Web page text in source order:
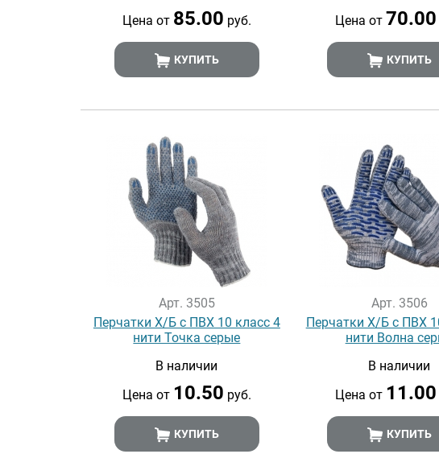
Цена от 85.00 руб.
КУПИТЬ
Цена от 70.00
КУПИТЬ
Арт. 3505
Перчатки Х/Б с ПВХ 10 класс 4
нити Точка серые
В наличии
Цена от 10.50 руб.
КУПИТЬ
Арт. 3506
Перчатки Х/Б с ПВХ
нити Волна
В наличии
Цена от 11.00
КУПИТЬ